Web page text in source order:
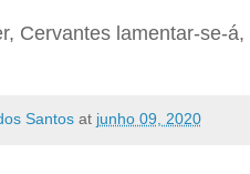
Cervantes lamentar-se-
Santos at junho 09, 2020